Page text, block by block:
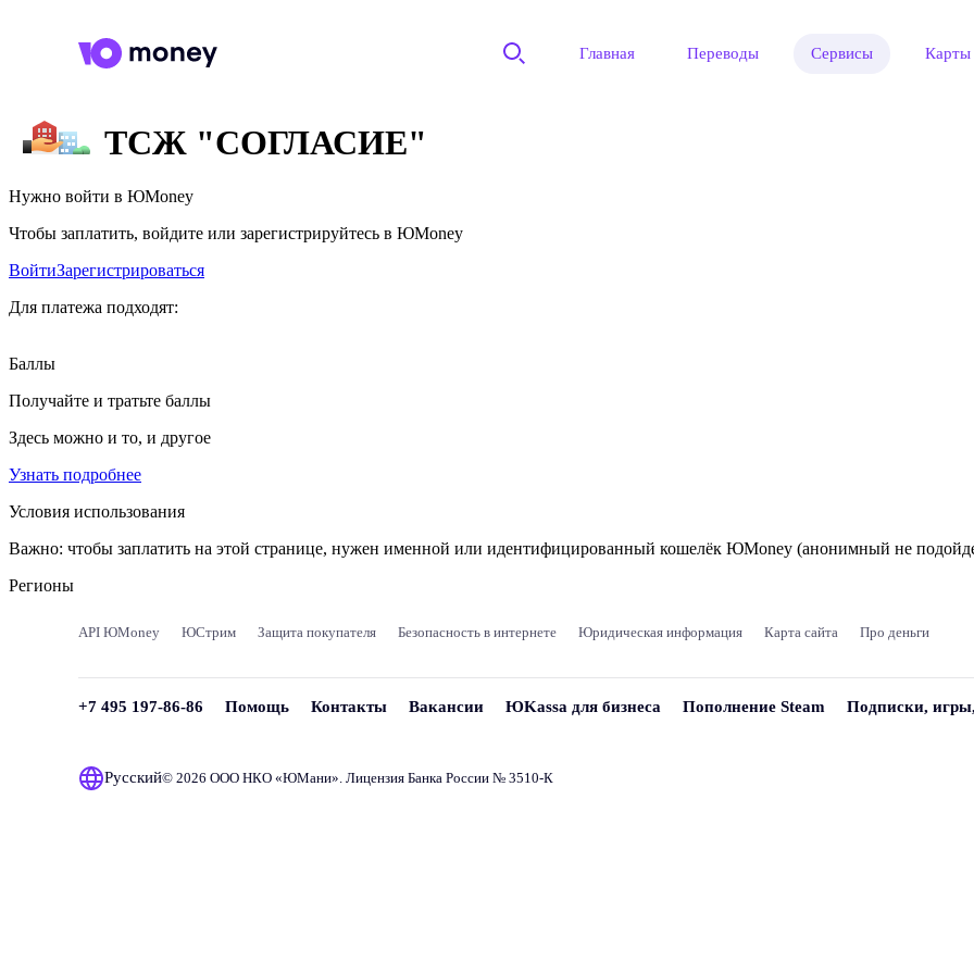
Главная Переводы Сервисы Карты
ТСЖ "СОГЛАСИЕ"
Нужно войти в ЮMoney
Чтобы заплатить, войдите или зарегистрируйтесь в ЮMoney
ВойтиЗарегистрироваться
Для платежа подходят:
Баллы
Получайте и тратьте баллы
Здесь можно и то, и другое
Узнать подробнее
Условия использования
Важно: чтобы заплатить на этой странице, нужен именной или идентифицированный кошелёк ЮMoney (анонимный не
Регионы
API ЮMoney ЮСтрим Защита покупателя Безопасность в интернете Юридическая информация Карта сайта Про деньги
+7 495 197-86-86 Помощь Контакты Вакансии ЮKassa для бизнеса Пополнение Steam Подписки,
Русский© 2026 ООО НКО «ЮМани». Лицензия Банка России № 3510‑К